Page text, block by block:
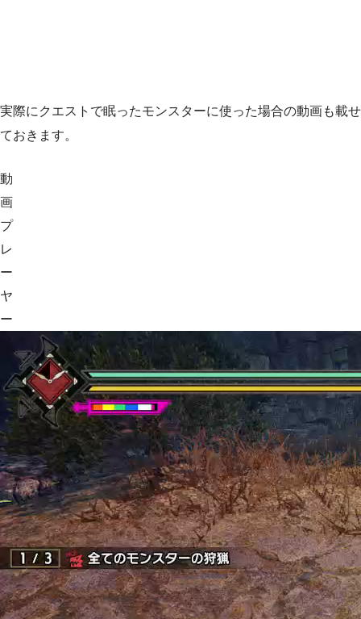
実際にクエストで眠ったモンスターに使った場合の動画も載せ
ておきます。
動
画
プ
レ
ー
ヤ
ー